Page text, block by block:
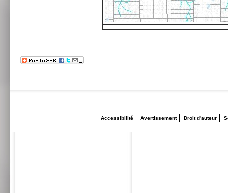
Accessibilité Avertissement Droit d'auteur